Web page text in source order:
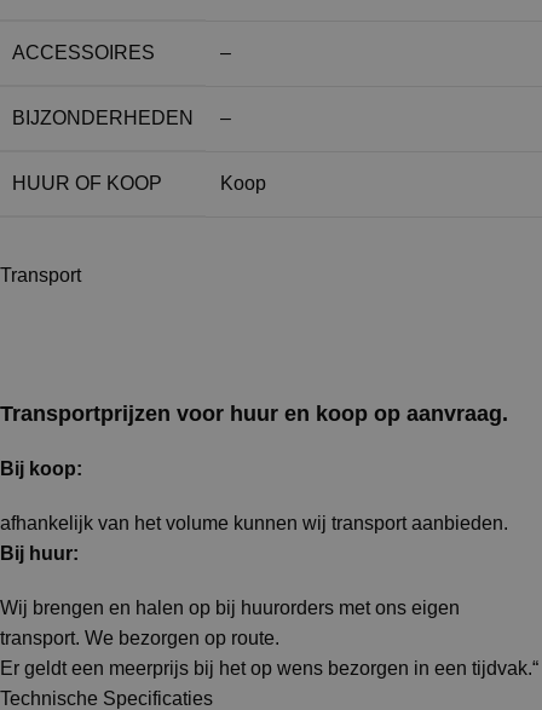
ACCESSOIRES –
BIJZONDERHEDEN –
HUUR OF KOOP Koop
Transport
Transportprijzen voor huur en koop op aanvraag.
Bij koop:
afhankelijk van het volume kunnen wij transport aanbieden.
Bij huur:
Wij brengen en halen op bij huurorders met ons eigen
transport. We bezorgen op route.
Er geldt een meerprijs bij het op wens bezorgen in een tijdvak.“
Technische Specificaties